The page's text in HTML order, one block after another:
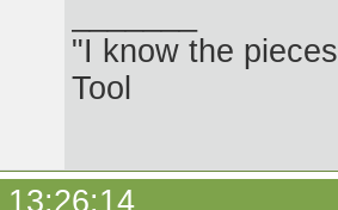
"I know the
Tool
13:26:14